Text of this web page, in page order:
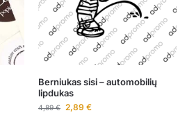
Berniukas sisi – automobilių
lipdukas
4,89€ 2,89 €